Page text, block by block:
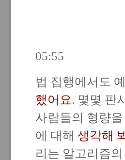
05:55
법 집행에서도
했어요. 몇몇 판
사람들의 형량을
에 대해 생각해
리는 알고리즘